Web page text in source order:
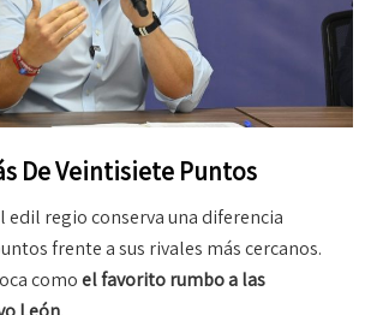
De Veintisiete Puntos
edil regio conserva una diferencia
frente a sus rivales más cercanos.
comoel favorito rumbo a las